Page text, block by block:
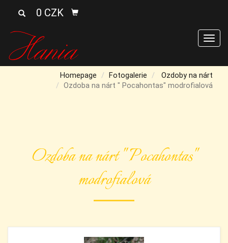
0 CZK
Homepage Fotogalerie
Ozdoby na nárt
Ozdoba na nárt " Pocahontas" modrofialová
Ozdoba na nárt " Pocahontas"
modrofialová